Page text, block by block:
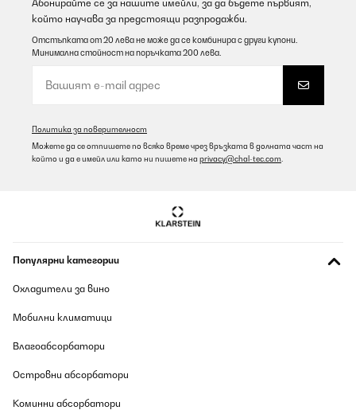
Абонирайте се за нашите имейли, за да бъдете първият,
който научава за предстоящи разпродажби.
Отстъпката от 20 лева не може да се комбинира с други купони.
Минимална стойност на поръчката 200 лева.
Политика за поверителност
Можете да се отпишете по всяко време чрез връзката в долната част на
който и да е имейл или като ни пишете на privacy@chal-tec.com
Популярни категории
Охладители за вино
Мобилни климатици
Влагоабсорбатори
Островни абсорбатори
Коминни абсорбатори